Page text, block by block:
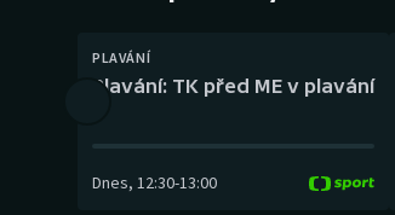
PLAVÁNÍ
Plavání: TK před ME v plavání
Dnes, 12:30-13:00